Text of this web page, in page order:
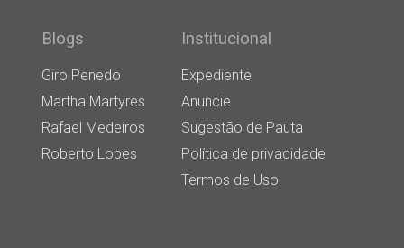
Blogs
Giro Penedo
Martha Martyres
Rafael Medeiros
Roberto Lopes
Institucional
Expediente
Anuncie
Sugestão de Pauta
Política de privacidade
Termos de Uso